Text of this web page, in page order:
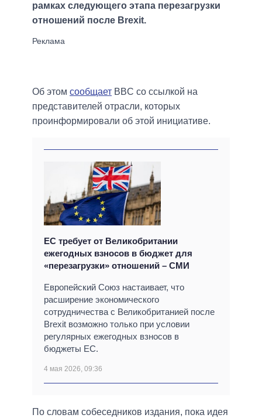
рамках следующего этапа перезагрузки
отношений после Brexit.
Об этом сообщает BBC со ссылкой на
представителей отрасли, которых
проинформировали об этой инициативе.
ЕС требует от Великобритании
ежегодных взносов в бюджет для
«перезагрузки» отношений – СМИ
Европейский Союз настаивает, что
расширение экономического
сотрудничества с Великобританией после
Brexit возможно только при условии
регулярных ежегодных взносов в
бюджеты ЕС.
4 мая 2026, 09:36
По словам собеседников издания, пока идея